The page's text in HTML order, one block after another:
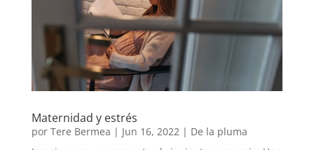
Maternidad y estrés
por Tere Bermea | Jun 16, 2022| De la pluma